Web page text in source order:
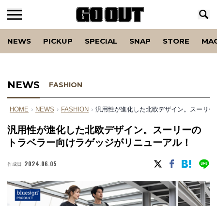
NEWS PICKUP SPECIAL SNAP STORE
NEWS FASHION
HOME › NEWS › FASHION › 汎⽤性が進化した北欧デザイン。スーリ
汎⽤性が進化した北欧デザイン。スーリーの
トラベラー向けラゲッジがリニューアル！
作成日 2024.06.05